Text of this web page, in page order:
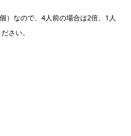
）なので、4人前の場合は2倍、1人
さい。